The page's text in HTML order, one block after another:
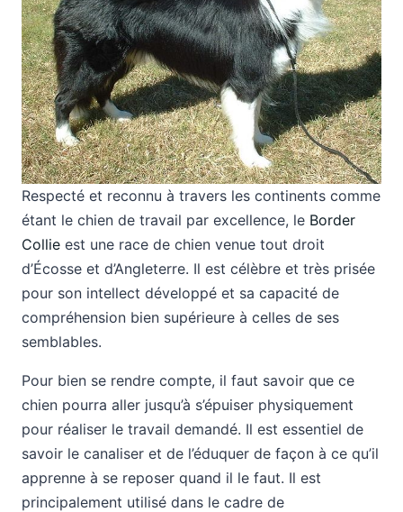
Respecté et reconnu à travers les continents comme
étant le chien de travail par excellence, le Border
Collie est une race de chien venue tout droit
d’Écosse et d’Angleterre. Il est célèbre et très prisée
pour son intellect développé et sa capacité de
compréhension bien supérieure à celles de ses
semblables.
Pour bien se rendre compte, il faut savoir que ce
chien pourra aller jusqu’à s’épuiser physiquement
pour réaliser le travail demandé. Il est essentiel de
savoir le canaliser et de l’éduquer de façon à ce qu’il
apprenne à se reposer quand il le faut. Il est
principalement utilisé dans le cadre de